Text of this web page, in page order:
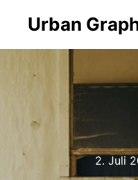
Urban
2. Juli